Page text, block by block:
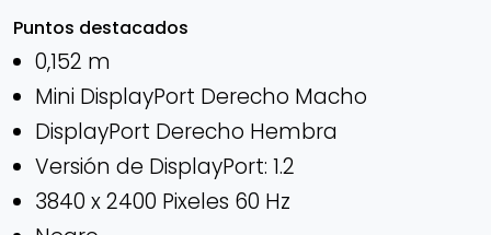
Puntos destacados
0,152 m
Mini DisplayPort Derecho Macho
DisplayPort Derecho Hembra
Versión de DisplayPort: 1.2
3840 x 2400 Pixeles 60 Hz